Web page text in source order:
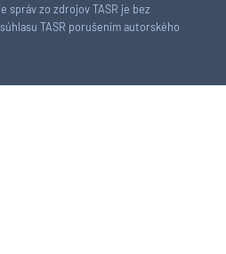
správ zo zdrojov TASR je bez
TASR porušením autorského